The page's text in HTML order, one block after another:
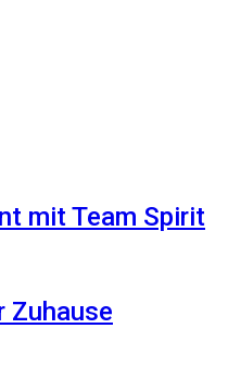
mit Team Spirit
Zuhause